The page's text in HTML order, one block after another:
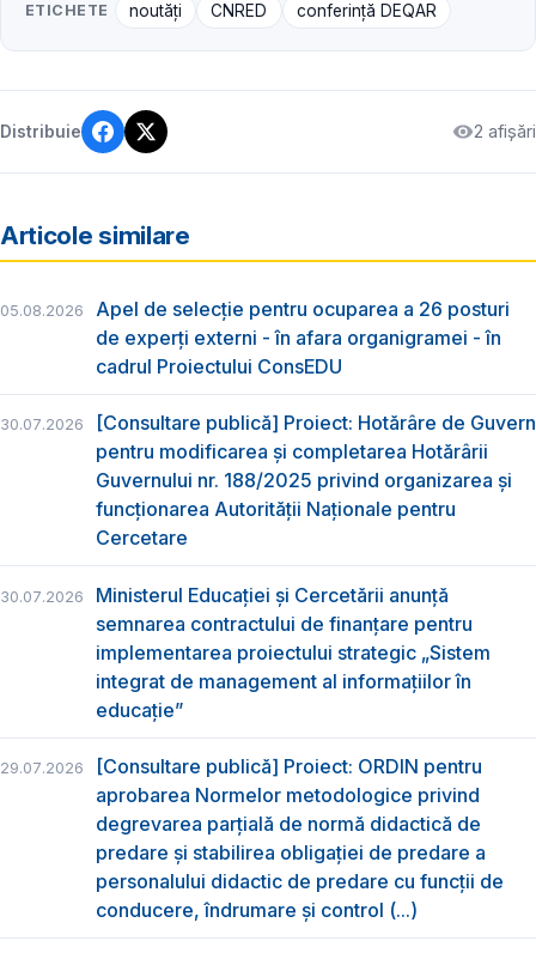
ETICHETE noutăți CNRED conferință DEQAR
Distribuie 2 afișări
Articole similare
05.08.2026
Apel de selecție pentru ocuparea a 26 posturi
de experți externi - în afara organigramei - în
cadrul Proiectului ConsEDU
30.07.2026
[Consultare publică] Proiect: Hotărâre de Guvern
pentru modificarea și completarea Hotărârii
Guvernului nr. 188/2025 privind organizarea şi
funcţionarea Autorităţii Naţionale pentru
Cercetare
30.07.2026
Ministerul Educației și Cercetării anunță
semnarea contractului de finanțare pentru
implementarea proiectului strategic „Sistem
integrat de management al informațiilor în
educație”
29.07.2026
[Consultare publică] Proiect: ORDIN pentru
aprobarea Normelor metodologice privind
degrevarea parțială de normă didactică de
predare şi stabilirea obligaţiei de predare a
personalului didactic de predare cu funcții de
conducere, îndrumare și control (...)